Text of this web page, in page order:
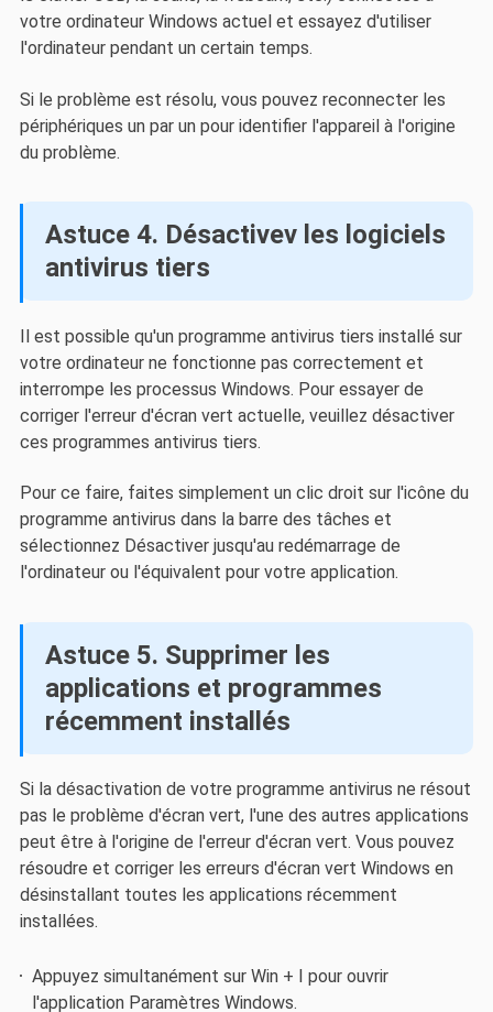
votre ordinateur Windows actuel et essayez d'utiliser
l'ordinateur pendant un certain temps.
Si le problème est résolu, vous pouvez reconnecter les
périphériques un par un pour identifier l'appareil à l'origine
du problème.
Astuce 4. Désactivev les logiciels
antivirus tiers
Il est possible qu'un programme antivirus tiers installé sur
votre ordinateur ne fonctionne pas correctement et
interrompe les processus Windows. Pour essayer de
corriger l'erreur d'écran vert actuelle, veuillez désactiver
ces programmes antivirus tiers.
Pour ce faire, faites simplement un clic droit sur l'icône du
programme antivirus dans la barre des tâches et
sélectionnez Désactiver jusqu'au redémarrage de
l'ordinateur ou l'équivalent pour votre application.
Astuce 5. Supprimer les
applications et programmes
récemment installés
Si la désactivation de votre programme antivirus ne résout
pas le problème d'écran vert, l'une des autres applications
peut être à l'origine de l'erreur d'écran vert. Vous pouvez
résoudre et corriger les erreurs d'écran vert Windows en
désinstallant toutes les applications récemment
installées.
Appuyez simultanément sur Win + I pour ouvrir
l'application Paramètres Windows.